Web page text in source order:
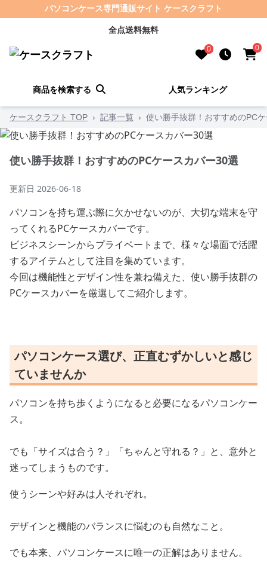
パソコンケース専門通販サイト ケースクラフト
全点送料無料
0 0
商品を検索する 人気ランキング
ケースクラフト TOP › 記事一覧 › 使い勝手抜群！おすすめのPC
使い勝手抜群！おすすめのPCケースカバー30選
更新日 2026-06-18
パソコンを持ち運ぶ際に欠かせないのが、大切な端末を守
ってくれるPCケースカバーです。
ビジネスシーンからプライベートまで、様々な場面で活躍
するアイテムとして注目を集めています。
今回は機能性とデザイン性を兼ね備えた、使い勝手抜群の
PCケースカバーを厳選してご紹介します。
パソコンケース選び、正直むずかしいと感じ
ていませんか
パソコンを持ち歩くようになると必要になるパソコンケー
ス。
でも「サイズは合う？」「ちゃんと守れる？」と、意外と
迷ってしまうものです。
使うシーンや好みは人それぞれ。
デザインと機能のバランスに悩むのも自然なこと。
でも本来、パソコンケースに唯一の正解はありません。